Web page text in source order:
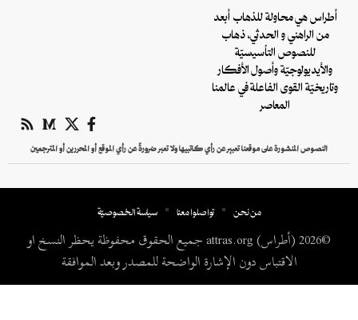
أطراس هي محاولة للذهاب أبعد
من الراهني و الحدثي، ذهاب
للنصوص التأسيسيّة
والأيديولوجيّة وأصول الأفكار
وتاريخيّة القوى الفاعلة في عالمنا
المعاصر
النصوص المنشورة على موقعنا تعبير عن رأي كاتبيها ولا تعبر ضرورةً عن رأي الموقع أو المحررين أو المترجمين
©2026 (أطراس) attras.org جميع الحقوق محفوظة يحظر النسخ او
الاقتباس دون الإشارة الواضحة للمصدر وبعد الموافقة
من نحن تواصلوا معنا سياسة الخصوصيّة